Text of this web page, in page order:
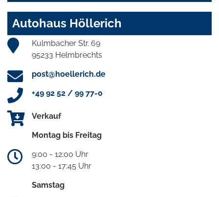
Autohaus Höllerich
Kulmbacher Str. 69
95233 Helmbrechts
post@hoellerich.de
+49 92 52 / 99 77-0
Verkauf
Montag bis Freitag
9:00 - 12:00 Uhr
13:00 - 17:45 Uhr
Samstag